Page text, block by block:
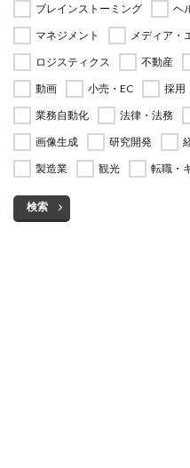
ブレインストーミング ヘ
マネジメント
メディア・
ロジスティクス
不動産
動画
小売・EC 採用
業務自動化
法律・法務
画像生成
研究開発
製造業
観光 転職・
検索